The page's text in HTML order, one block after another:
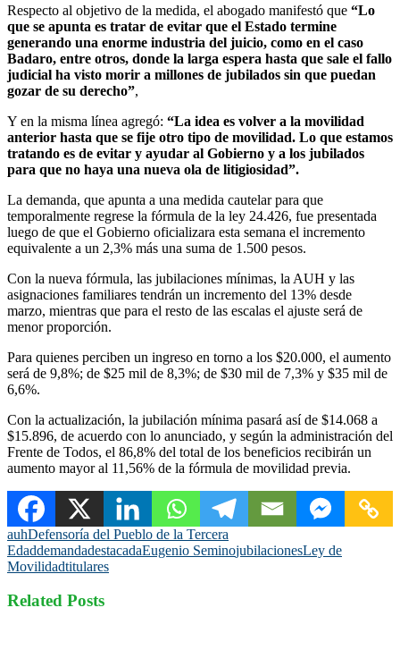
Respecto al objetivo de la medida, el abogado manifestó que “Lo
que se apunta es tratar de evitar que el Estado termine
generando una enorme industria del juicio, como en el caso
Badaro, entre otros, donde la larga espera hasta que sale el fallo
judicial ha visto morir a millones de jubilados sin que puedan
gozar de su derecho”,
Y en la misma línea agregó: “La idea es volver a la movilidad
anterior hasta que se fije otro tipo de movilidad. Lo que estamos
tratando es de evitar y ayudar al Gobierno y a los jubilados
para que no haya una nueva ola de litigiosidad”.
La demanda, que apunta a una medida cautelar para que
temporalmente regrese la fórmula de la ley 24.426, fue presentada
luego de que el Gobierno oficializara esta semana el incremento
equivalente a un 2,3% más una suma de 1.500 pesos.
Con la nueva fórmula, las jubilaciones mínimas, la AUH y las
asignaciones familiares tendrán un incremento del 13% desde
marzo, mientras que para el resto de las escalas el ajuste será de
menor proporción.
Para quienes perciben un ingreso en torno a los $20.000, el aumento
será de 9,8%; de $25 mil de 8,3%; de $30 mil de 7,3% y $35 mil de
6,6%.
Con la actualización, la jubilación mínima pasará así de $14.068 a
$15.896, de acuerdo con lo anunciado, y según la administración del
Frente de Todos, el 86,8% del total de los beneficios recibirán un
aumento mayor al 11,56% de la fórmula de movilidad previa.
auhDefensoría del Pueblo de la Tercera
EdaddemandadestacadaEugenio SeminojubilacionesLey de
Movilidadtitulares
Related Posts